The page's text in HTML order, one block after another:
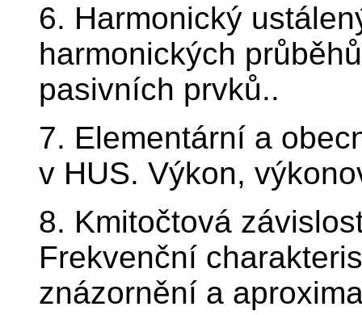
6. Harmonický
harmonických
pasivních prvků..
7. Elementární a
v HUS. Výkon,
8. Kmitočtová
Frekvenční
znázornění a